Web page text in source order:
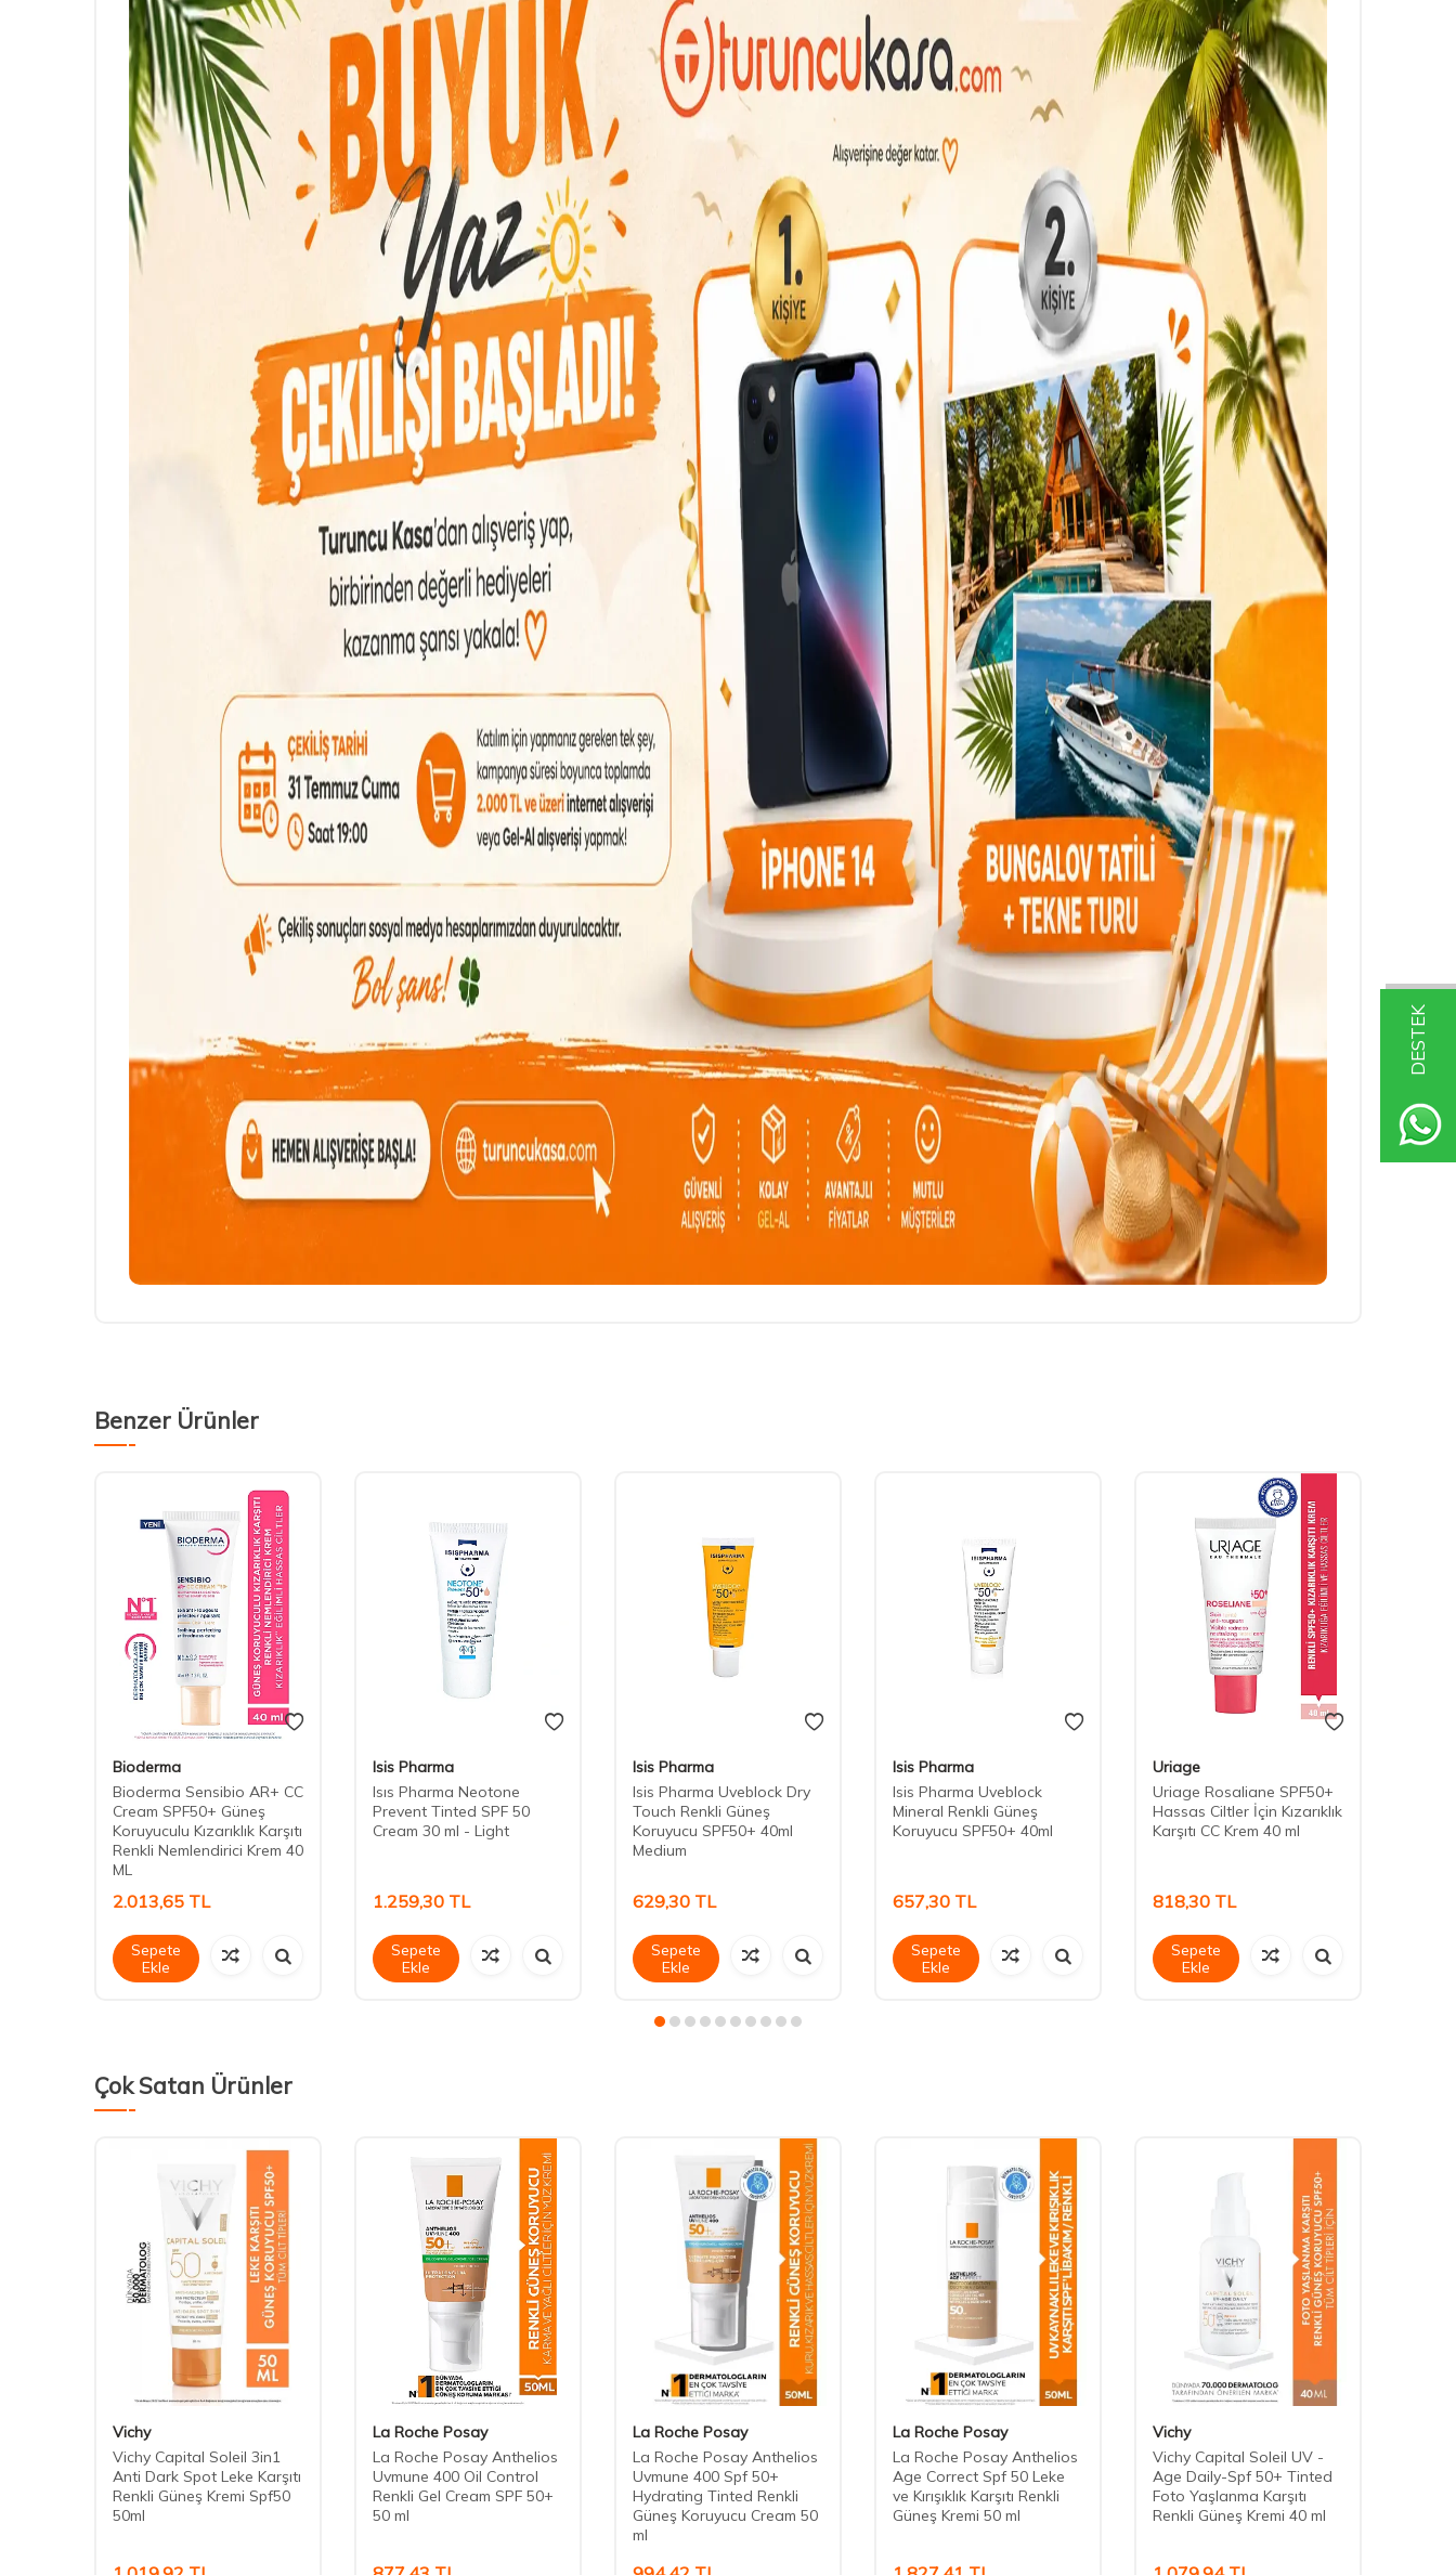
DESTEK
Benzer Ürünler
Bioderma
Bioderma Sensibio AR+ CC
Cream SPF50+ Güneş
Koruyuculu Kızarıklık Karşıtı
Renkli Nemlendirici Krem 40
ML
2.013,65 TL
Sepete
Ekle
Isis Pharma
Isıs Pharma Neotone
Prevent Tinted SPF 50
Cream 30 ml - Light
1.259,30 TL
Sepete
Ekle
Isis Pharma
Isis Pharma Uveblock Dry
Touch Renkli Güneş
Koruyucu SPF50+ 40ml
Medium
629,30 TL
Sepete
Ekle
Isis Pharma
Isis Pharma Uveblock
Mineral Renkli Güneş
Koruyucu SPF50+ 40ml
657,30 TL
Sepete
Ekle
Uriage
Uriage Rosaliane SPF50+
Hassas Ciltler İçin Kızarıklık
Karşıtı CC Krem 40 ml
818,30 TL
Sepete
Ekle
Çok Satan Ürünler
Vichy
Vichy Capital Soleil 3in1
Anti Dark Spot Leke Karşıtı
Renkli Güneş Kremi Spf50
50ml
La Roche Posay
La Roche Posay Anthelios
Uvmune 400 Oil Control
Renkli Gel Cream SPF 50+
50 ml
La Roche Posay
La Roche Posay Anthelios
Uvmune 400 Spf 50+
Hydrating Tinted Renkli
Güneş Koruyucu Cream 50
ml
La Roche Posay
La Roche Posay Anthelios
Age Correct Spf 50 Leke
ve Kırışıklık Karşıtı Renkli
Güneş Kremi 50 ml
Vichy
Vichy Capital Soleil UV -
Age Daily-Spf 50+ Tinted
Foto Yaşlanma Karşıtı
Renkli Güneş Kremi 40 ml